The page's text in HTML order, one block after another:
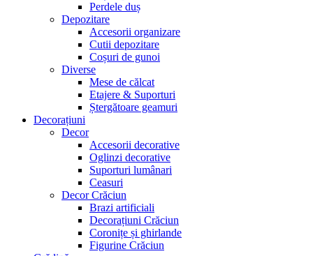
Perdele duș
Depozitare
Accesorii organizare
Cutii depozitare
Coșuri de gunoi
Diverse
Mese de călcat
Etajere & Suporturi
Ștergătoare geamuri
Decorațiuni
Decor
Accesorii decorative
Oglinzi decorative
Suporturi lumânari
Ceasuri
Decor Crăciun
Brazi artificiali
Decorațiuni Crăciun
Coronițe și ghirlande
Figurine Crăciun